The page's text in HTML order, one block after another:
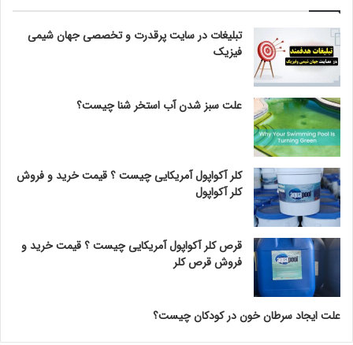
تبلیغات در سایت پرقدرت و تخصصی جهان شیمی
فیزیک
علت سبز شدن آب استخر شنا چیست؟
کلر آکواپول آمریکایی چیست ؟ قیمت خرید و فروش
کلر آکواپول
قرص کلر آکواپول آمریکایی چیست ؟ قیمت خرید و
فروش قرص کلر
علت ایجاد سرطان خون در کودکان چیست؟